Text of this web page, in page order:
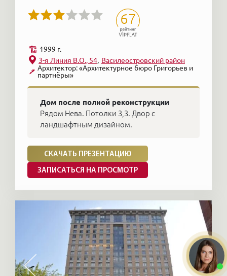
67
1999 г.
Архитектор: «Архитектурное бюро Григорьев и
партнёры»
3-я Линия В.О., 54 Василеостровский район
Дом после полной реконструкции
Рядом Нева. Потолки 3,3. Двор с
ландшафтным дизайном.
СКАЧАТЬ ПРЕЗЕНТАЦИЮ
ЗАПИСАТЬСЯ НА ПРОСМОТР